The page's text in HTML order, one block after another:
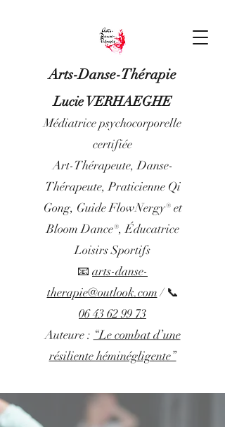
Arts-Danse-Thérapie
Lucie VERHAEGHE
Médiatrice psychocorporelle
certifiée
Art-Thérapeute, Danse-
Thérapeute, Praticienne Qi
Gong, Guide FlowNergy® et
Bloom Dance®, Éducatrice
Loisirs Sportifs
📧 arts-danse-
therapie@outlook.com/ 📞
06 43 62 99 73
Auteure : “Le combat d’une
résiliente héminégligente”